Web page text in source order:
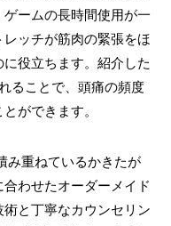
ームの長時間使用が一
ッチが筋肉の緊張をほ
役立ちます。紹介した
ることで、頭痛の頻度
ができます。
み重ねているかきたが
わせたオーダーメイド
と丁寧なカウンセリン